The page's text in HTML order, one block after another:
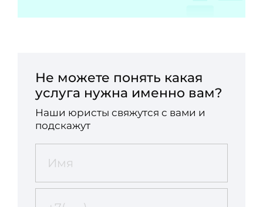
Не можете понять какая
услуга нужна именно вам?
Наши юристы свяжутся с вами и
подскажут